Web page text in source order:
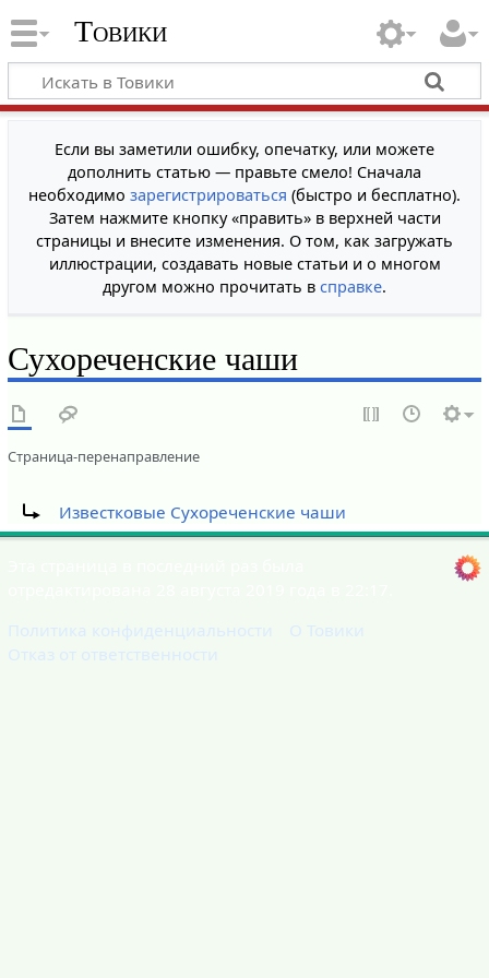
Товики
Если вы заметили ошибку, опечатку, или можете
дополнить статью — правьте смело! Сначала
необходимо зарегистрироваться (быстро и бесплатно).
Затем нажмите кнопку «править» в верхней части
страницы и внесите изменения. О том, как загружать
иллюстрации, создавать новые статьи и о многом
другом можно прочитать в справке.
Сухореченские чаши
Страница-перенаправление
Известковые Сухореченские чаши